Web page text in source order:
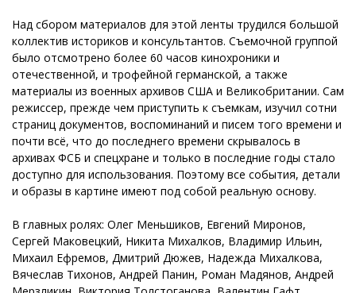
Над сбором материалов для этой ленты трудился большой
коллектив историков и консультантов. Съемочной группой
было отсмотрено более 60 часов кинохроники и
отечественной, и трофейной германской, а также
материалы из военных архивов США и Великобритании. Сам
режиссер, прежде чем приступить к съемкам, изучил сотни
страниц документов, воспоминаний и писем того времени и
почти всё, что до последнего времени скрывалось в
архивах ФСБ и спецхране и только в последние годы стало
доступно для использования. Поэтому все события, детали
и образы в картине имеют под собой реальную основу.
В главных ролях: Олег Меньшиков, Евгений Миронов,
Сергей Маковецкий, Никита Михалков, Владимир Ильин,
Михаил Ефремов, Дмитрий Дюжев, Надежда Михалкова,
Вячеслав Тихонов, Андрей Панин, Роман Мадянов, Андрей